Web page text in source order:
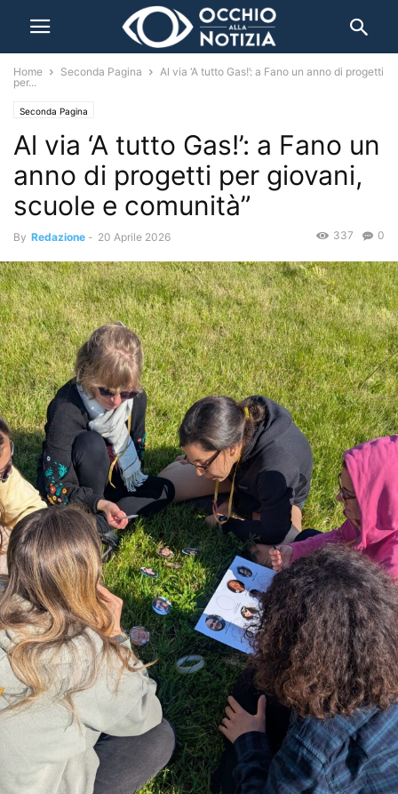
Home Seconda Pagina
Al via ‘A tutto Gas!’: a Fano un anno di progetti
per...
Seconda Pagina
Al via ‘A tutto Gas!’: a Fano un
anno di progetti per giovani,
scuole e comunità”
By Redazione - 20 Aprile 2026 0
337